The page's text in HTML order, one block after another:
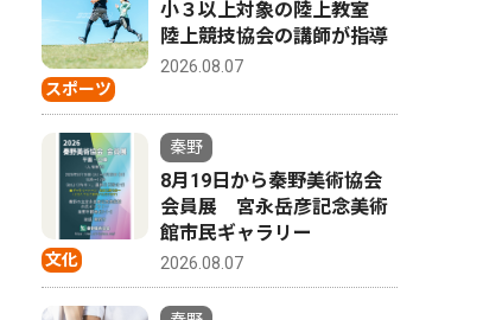
4
スポーツ
小３以上対象の陸上教室
陸上競技協会の講師が指導
2026.08.07
文化
秦野
8月19日から秦野美術協会
会員展 宮永岳彦記念美術
館市民ギャラリー
2026.08.07